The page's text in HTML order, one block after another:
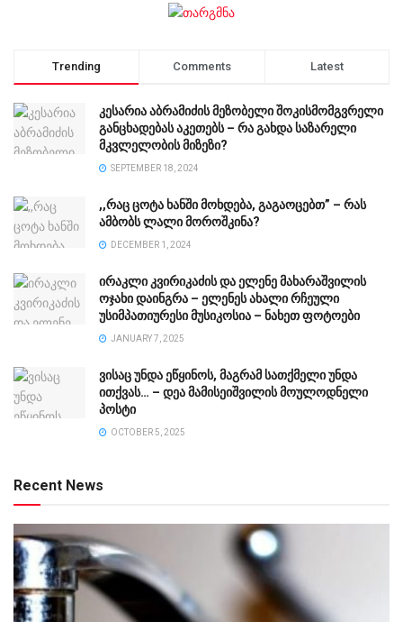
Trending Comments Latest
კესარია აბრამიძის მეზობელი შოკისმომგვრელი
განცხადებას აკეთებს – რა გახდა საზარელი
მკვლელობის მიზეზი?
SEPTEMBER 18, 2024
,,რაც ცოტა ხანში მოხდება, გაგაოცებთ” – რას
ამბობს ლალი მოროშკინა?
DECEMBER 1, 2024
ირაკლი კვირიკაძის და ელენე მახარაშვილის
ოჯახი დაინგრა – ელენეს ახალი რჩეული
უსიმპათიურესი მუსიკოსია – ნახეთ ფოტოები
JANUARY 7, 2025
ვისაც უნდა ეწყინოს, მაგრამ სათქმელი უნდა
ითქვას… – დეა მამისეიშვილის მოულოდნელი
პოსტი
OCTOBER 5, 2025
Recent News